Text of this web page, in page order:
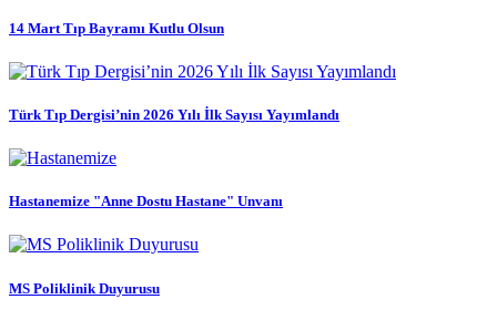
14 Mart Tıp Bayramı Kutlu Olsun
Türk Tıp Dergisi’nin 2026 Yılı İlk Sayısı Yayımlandı
Hastanemize "Anne Dostu Hastane" Unvanı
MS Poliklinik Duyurusu